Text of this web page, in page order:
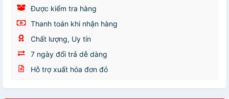
Được kiểm tra hàng
Thanh toán khi nhận hàng
Chất lượng, Uy tín
7 ngày đổi trả dễ dàng
Hỗ trợ xuất hóa đơn đỏ